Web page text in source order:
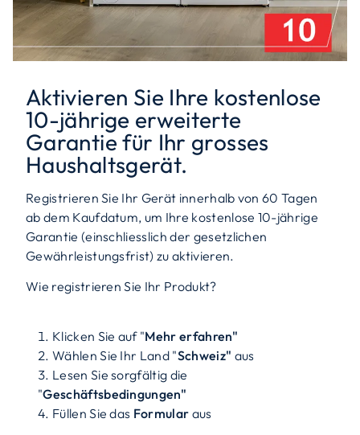
Aktivieren Sie Ihre kostenlose
10-jährige erweiterte
Garantie für Ihr grosses
Haushaltsgerät.
Registrieren Sie Ihr Gerät innerhalb von 60 Tagen
ab dem Kaufdatum, um Ihre kostenlose 10-jährige
Garantie (einschliesslich der gesetzlichen
Gewährleistungsfrist) zu aktivieren.
Wie registrieren Sie Ihr Produkt?
Klicken Sie auf "Mehr erfahren"
Wählen Sie Ihr Land "Schweiz" aus
Lesen Sie sorgfältig die
"Geschäftsbedingungen"
Füllen Sie das Formular aus